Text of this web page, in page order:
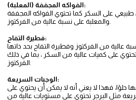
الفواكه المجففة (المعلبة):
على السكر كما تحتوي الفواكه المجففة
فطيرة التفاح:
عالية من الفركتوز وفطيرة التفاح بحد ذاتها
على كميات عالية من السكر ، بما في ذلك
الوجبات السريعة:
حلوًا، فهذا لا يعني أنه لا يمكن أن يحتوي على
مثل البرجر تحتوي على مستويات عالية من